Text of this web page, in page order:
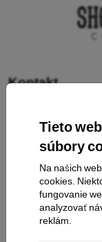
Tieto
súbory
Na našich
cookies.
fungovanie
analyzovať
reklám.
Kontakt
Nakupovanie
Cashback
Vrátenie tovaru